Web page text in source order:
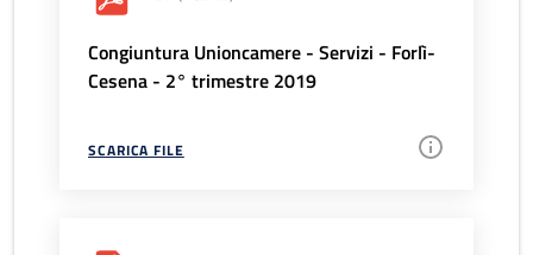
Congiuntura Unioncamere - Servizi - Forlì-
Cesena - 2° trimestre 2019
SCARICA FILE